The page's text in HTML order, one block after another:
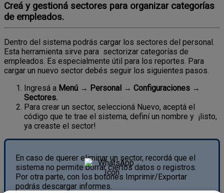
Creá y gestioná sectores para organizar categorías
de empleados.
Dentro del sistema podrás cargar los sectores del personal .
Esta herramienta sirve para sectorizar categorías de
empleados. Es especialmente útil para los reportes. Para
cargar un nuevo sector debés seguir los siguientes pasos.
Ingresá a Menú → Personal → Configuraciones →
Sectores.
Para crear un sector, seleccioná Nuevo, aceptá el
código que te trae el sistema, definí un nombre y ¡ listo,
ya creaste el sector!
En caso de querer eliminar un sector, recordá que el
sistema no permite borrar ciertos datos o registros.
Por otra parte, con los botones Imprimir/ Exportar
podrás descargar informes.